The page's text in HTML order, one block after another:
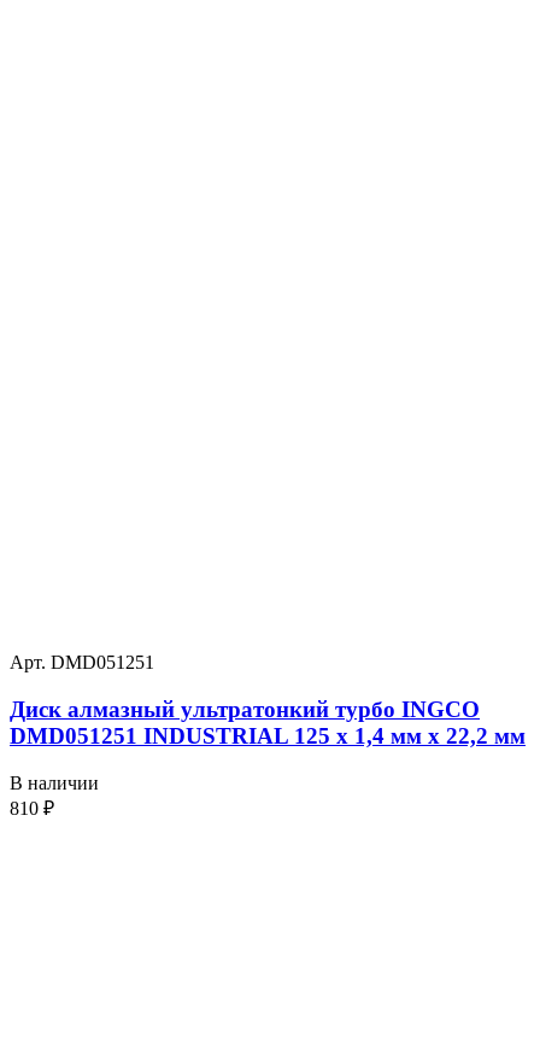
Арт. DMD051251
Диск алмазный ультратонкий турбо INGCO
DMD051251 INDUSTRIAL 125 х 1,4 мм x 22,2 мм
В наличии
810 ₽